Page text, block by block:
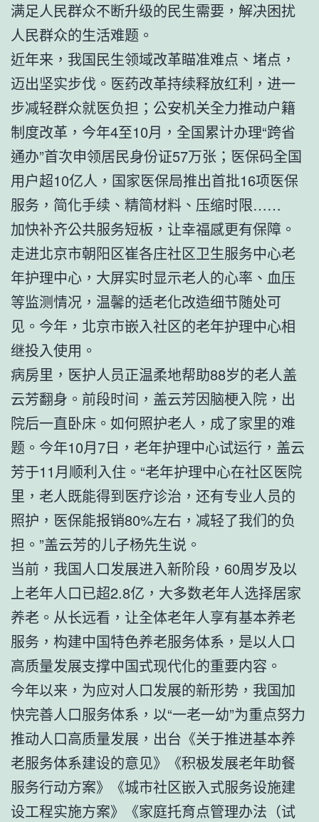
满足人民群众不断升级的民生需要，解决困扰
人民群众的生活难题。
近年来，我国民生领域改革瞄准难点、堵点，
迈出坚实步伐。医药改革持续释放红利，进一
步减轻群众就医负担；公安机关全力推动户籍
制度改革，今年4至10月，全国累计办理“跨省
通办”首次申领居民身份证57万张；医保码全国
用户超10亿人，国家医保局推出首批16项医保
服务，简化手续、精简材料、压缩时限……
加快补齐公共服务短板，让幸福感更有保障。
走进北京市朝阳区崔各庄社区卫生服务中心老
年护理中心，大屏实时显示老人的心率、血压
等监测情况，温馨的适老化改造细节随处可
见。今年，北京市嵌入社区的老年护理中心相
继投入使用。
病房里，医护人员正温柔地帮助88岁的老人盖
云芳翻身。前段时间，盖云芳因脑梗入院，出
院后一直卧床。如何照护老人，成了家里的难
题。今年10月7日，老年护理中心试运行，盖云
芳于11月顺利入住。“老年护理中心在社区医院
里，老人既能得到医疗诊治，还有专业人员的
照护，医保能报销80%左右，减轻了我们的负
担。”盖云芳的儿子杨先生说。
当前，我国人口发展进入新阶段，60周岁及以
上老年人口已超2.8亿，大多数老年人选择居家
养老。从长远看，让全体老年人享有基本养老
服务，构建中国特色养老服务体系，是以人口
高质量发展支撑中国式现代化的重要内容。
今年以来，为应对人口发展的新形势，我国加
快完善人口服务体系，以“一老一幼”为重点努力
推动人口高质量发展，出台《关于推进基本养
老服务体系建设的意见》《积极发展老年助餐
服务行动方案》《城市社区嵌入式服务设施建
设工程实施方案》《家庭托育点管理办法（试